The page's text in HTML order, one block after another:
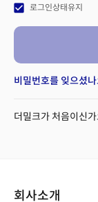
check_box 로그인상태유지
비밀번호를 잊으셨
더밀크가 처음이신
회사소개